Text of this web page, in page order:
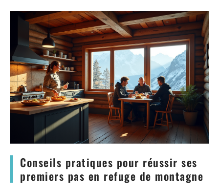
Conseils pratiques pour réussir ses
premiers pas en refuge de montagne